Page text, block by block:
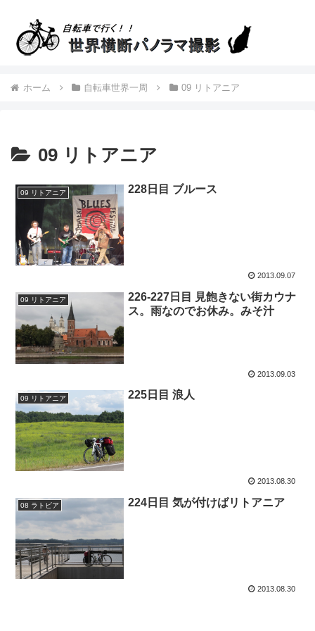
ホーム 自転車世界一周 09 リトアニア
09 リトアニア
09 リトアニア 228日目 ブルース
2013.09.07
09 リトアニア
226-227日目 見飽きない街カウナ
ス。雨なのでお休み。みそ汁
2013.09.03
09 リトアニア 225日目 浪人
2013.08.30
08 ラトビア 224日目 気が付けばリトアニア
2013.08.30